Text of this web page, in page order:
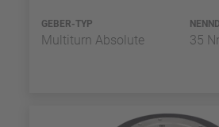
GEBER-TYP
Multiturn Absolute 35